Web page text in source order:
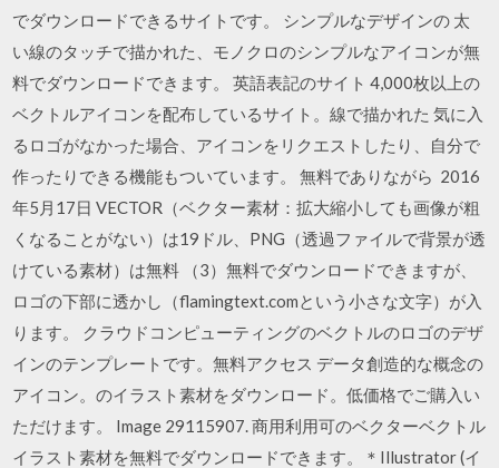
でダウンロードできるサイトです。 シンプルなデザインの 太
い線のタッチで描かれた、モノクロのシンプルなアイコンが無
料でダウンロードできます。 英語表記のサイト 4,000枚以上の
ベクトルアイコンを配布しているサイト。線で描かれた 気に入
るロゴがなかった場合、アイコンをリクエストしたり、自分で
作ったりできる機能もついています。 無料でありながら 2016
年5月17日 VECTOR（ベクター素材：拡大縮小しても画像が粗
くなることがない）は19ドル、PNG（透過ファイルで背景が透
けている素材）は無料 （3）無料でダウンロードできますが、
ロゴの下部に透かし（flamingtext.comという小さな文字）が入
ります。 クラウドコンピューティングのベクトルのロゴのデザ
インのテンプレートです。無料アクセス データ創造的な概念の
アイコン。のイラスト素材をダウンロード。低価格でご購入い
ただけます。 Image 29115907. 商用利用可のベクターベクトル
イラスト素材を無料でダウンロードできます。＊Illustrator (イ